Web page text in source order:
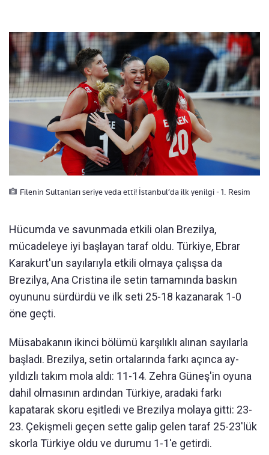
Filenin Sultanları seriye veda etti! İstanbul’da ilk yenilgi - 1. Resim
Hücumda ve savunmada etkili olan Brezilya,
mücadeleye iyi başlayan taraf oldu. Türkiye, Ebrar
Karakurt'un sayılarıyla etkili olmaya çalışsa da
Brezilya, Ana Cristina ile setin tamamında baskın
oyununu sürdürdü ve ilk seti 25-18 kazanarak 1-0
öne geçti.
Müsabakanın ikinci bölümü karşılıklı alınan sayılarla
başladı. Brezilya, setin ortalarında farkı açınca ay-
yıldızlı takım mola aldı: 11-14. Zehra Güneş'in oyuna
dahil olmasının ardından Türkiye, aradaki farkı
kapatarak skoru eşitledi ve Brezilya molaya gitti: 23-
23. Çekişmeli geçen sette galip gelen taraf 25-23'lük
skorla Türkiye oldu ve durumu 1-1'e getirdi.